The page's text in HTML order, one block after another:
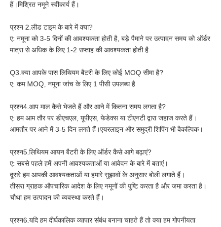
हैं।मिश्रित नमूने स्वीकार्य हैं।
प्रश्न 2.लीड टाइम के बारे में क्या?
ए: नमूना को 3-5 दिनों की आवश्यकता होती है, बड़े पैमाने पर उत्पादन समय को ऑर्डर
मात्रा से अधिक के लिए 1-2 सप्ताह की आवश्यकता होती है
Q3.क्या आपके पास लिथियम बैटरी के लिए कोई MOQ सीमा है?
ए: कम MOQ, नमूना जांच के लिए 1 पीसी उपलब्ध है
प्रश्न4.आप माल कैसे भेजते हैं और आने में कितना समय लगता है?
ए: हम आम तौर पर डीएचएल, यूपीएस, फेडेक्स या टीएनटी द्वारा जहाज करते हैं।
आमतौर पर आने में 3-5 दिन लगते हैं।एयरलाइन और समुद्री शिपिंग भी वैकल्पिक।
प्रश्न5.लिथियम आयन बैटरी के लिए ऑर्डर कैसे आगे बढ़ाएं?
ए: सबसे पहले हमें अपनी आवश्यकताओं या आवेदन के बारे में बताएं।
दूसरे हम आपकी आवश्यकताओं या हमारे सुझावों के अनुसार बोली लगाते हैं।
तीसरा ग्राहक औपचारिक आदेश के लिए नमूनों की पुष्टि करता है और जमा करता है।
चौथा हम उत्पादन की व्यवस्था करते हैं।
प्रश्न6.यदि हम दीर्घकालिक व्यापार संबंध बनाना चाहते हैं तो क्या हम गोपनीयता